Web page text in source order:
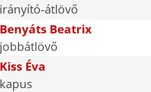
irányító-átlövő
Benyáts Beatrix
jobbátlövő
Kiss Éva
kapus